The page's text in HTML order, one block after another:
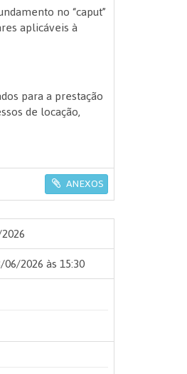
no “caput”
aplicáveis à
para a prestação
de locação,
ANEXOS
2026 às 15:30